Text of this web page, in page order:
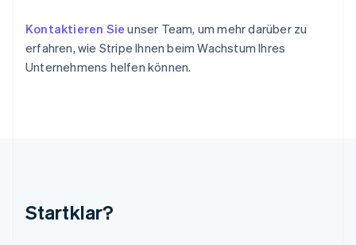
Kontaktieren Sie unser Team, um mehr darüber zu
erfahren, wie Stripe Ihnen beim Wachstum Ihres
Unternehmens helfen können.
Startklar?
English
Liechtenstein
DeutschEnglish
Mexiko